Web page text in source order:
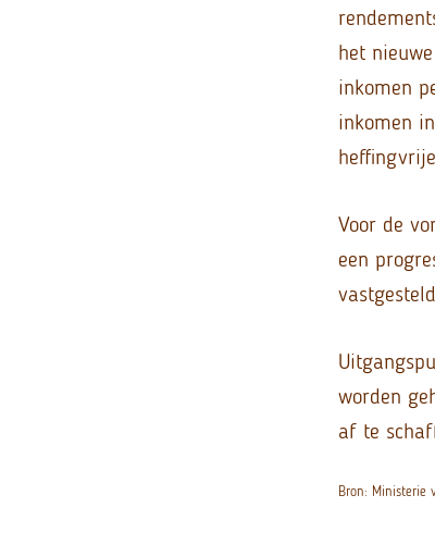
het
inkomen
inkomen
Voor de
een
worden
af te
Bron: Ministerie